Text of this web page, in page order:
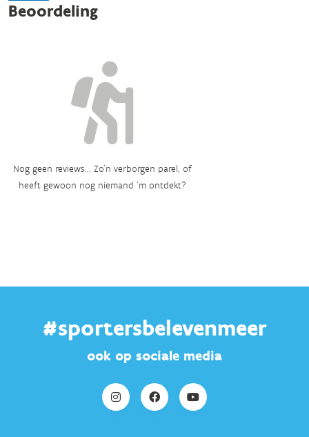
Beoordeling
Nog geen reviews... Zo’n verborgen parel, of
heeft gewoon nog niemand ‘m ontdekt?
#sportersbelevenmeer
ook op sociale media